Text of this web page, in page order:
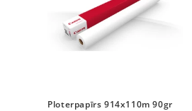
Ploterpapīrs 914x110m 90gr